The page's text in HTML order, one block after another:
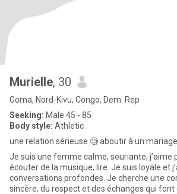
Murielle, 30
Goma, Nord-Kivu, Congo, Dem. Rep
Seeking: Male 45 - 85
Body style: Athletic
une relation sérieuse 🧐 aboutir à un
Je suis une femme calme, souriante, j’aime
écouter de la musique, lire. Je suis loyale et
conversations profondes. Je cherche une
sincère, du respect et des échanges qui font